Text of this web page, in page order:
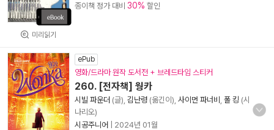
미리읽기
종이책 정가 대비 30% 할인
ePub
영화/드라마 원작 도서전 + 브레드타임 스티커
260. [전자책] 웡카
시빌 파운더 (글), 김난령 (옮긴이), 사이먼 파너비 폴 킹 (시
나리오)
시공주니어
2024년 01월